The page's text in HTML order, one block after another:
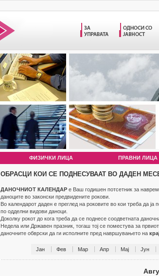
ФИЗИЧКИ ЛИЦА ПРАВНИ ЛИЦА
ОБРАСЦИ КОИ СЕ ПОДНЕСУВААТ ВО ДАДЕН
ДАНОЧНИОТ КАЛЕНДАР е Ваш годишен потсетник за
даноците во законски предвидените рокови.
Во календарот даден е преглед на роковите во кои треба да
по одделни видови даноци.
Доколку рокот до кога треба да се поднесе соодветната
Недела или Државен празник, тогаш тој се поместува за
даночните обврски да ги исполните пред навршувањето на
Јан Фев Мар Апр Мај Јун